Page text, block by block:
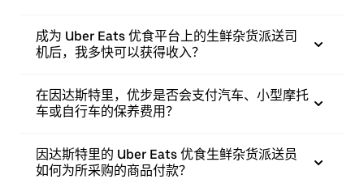
成为 Uber Eats 优食平台上的生鲜杂货派送司
机后，我多快可以获得收入？
在因达斯特里，优步是否会支付汽车、小型摩托
车或自行车的保养费用？
因达斯特里的 Uber Eats 优食生鲜杂货派送员
如何为所采购的商品付款？